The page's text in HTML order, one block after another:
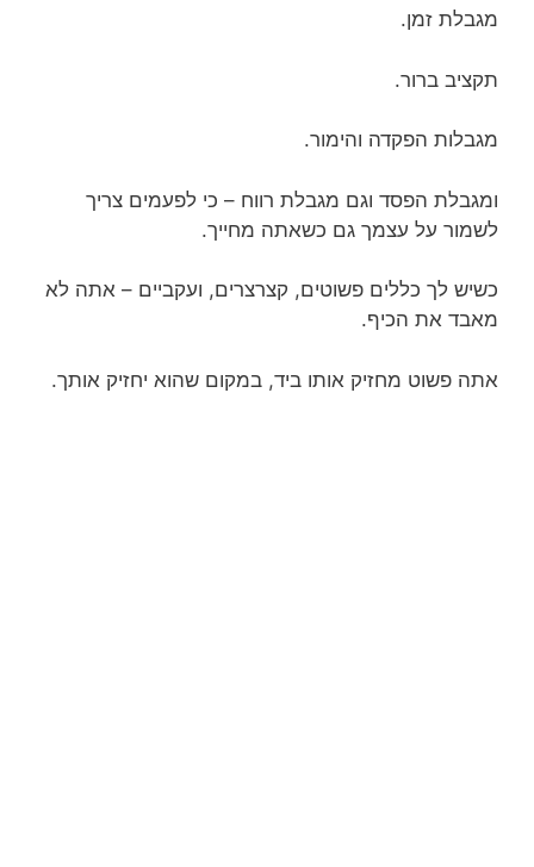
מגבלת זמן.
תקציב ברור.
מגבלות הפקדה והימור.
ומגבלת הפסד וגם מגבלת רווח – כי לפעמים צריך
לשמור על עצמך גם כשאתה מחייך.
כשיש לך כללים פשוטים, קצרצרים, ועקביים – אתה לא
מאבד את הכיף.
אתה פשוט מחזיק אותו ביד, במקום שהוא יחזיק אותך.